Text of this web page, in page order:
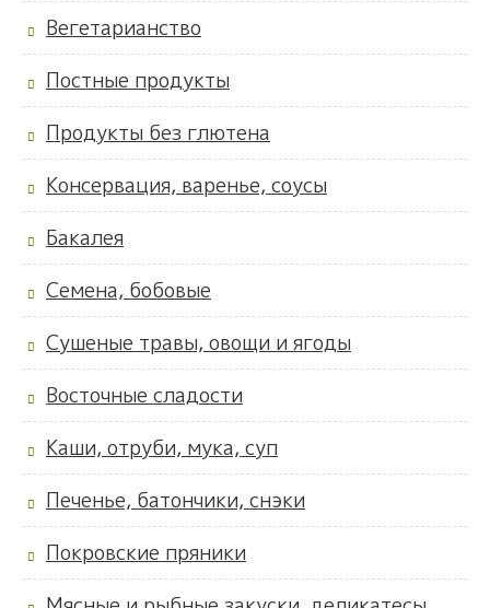
Вегетарианство
Постные продукты
Продукты без глютена
Консервация, варенье, соусы
Бакалея
Семена, бобовые
Сушеные травы, овощи и ягоды
Восточные сладости
Каши, отруби, мука, суп
Печенье, батончики, снэки
Покровские пряники